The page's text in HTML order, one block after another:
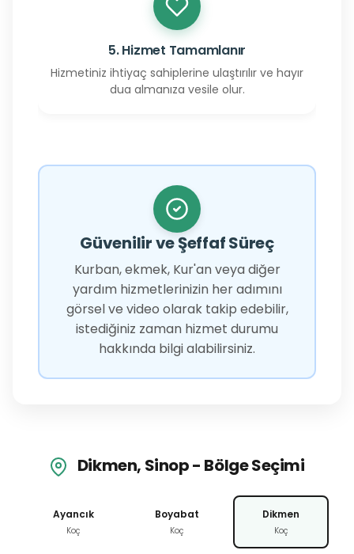
5. Hizmet Tamamlanır
Hizmetiniz ihtiyaç sahiplerine ulaştırılır ve hayır
dua almanıza vesile olur.
Güvenilir ve Şeffaf Süreç
Kurban, ekmek, Kur'an veya diğer
yardım hizmetlerinizin her adımını
görsel ve video olarak takip edebilir,
istediğiniz zaman hizmet durumu
hakkında bilgi alabilirsiniz.
Dikmen, Sinop - Bölge Seçimi
Ayancık
Koç
Boyabat
Koç
Dikmen
Koç